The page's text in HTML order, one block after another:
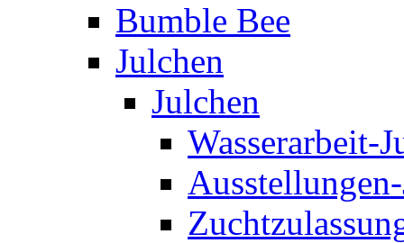
Bumble Bee
Julchen
Julchen
Wasserarbeit-